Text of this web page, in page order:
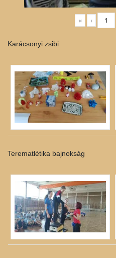
« ‹
Karácsonyi zsibi
Terematlétika bajnokság